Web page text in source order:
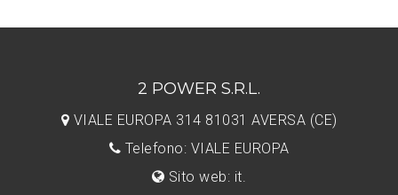
2 POWER S.R.L.
VIALE EUROPA 314 81031 AVERSA (CE)
Telefono: VIALE EUROPA
Sito web: it.